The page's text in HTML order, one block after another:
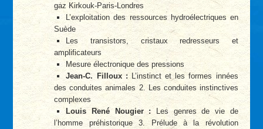
gaz Kirkouk-Paris-Londres
L’exploitation des ressources hydroélectriques en
Suède
Les transistors, cristaux redresseurs et
amplificateurs
Mesure électronique des pressions
Jean-C. Filloux :L’instinct et les formes innées
des conduites animales 2. Les conduites instinctives
complexes
Louis René Nougier : Les genres de vie de
l’homme préhistorique 3. Prélude à la révolution